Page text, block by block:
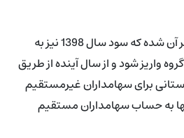
وی در ادامه افزود: تصمیم بر آن شده که سود سال 1398 نیز به
واریز شود و از سال آینده از طریق
برای سهامداران غیرمستقیم
به حساب سهامداران مستقیم